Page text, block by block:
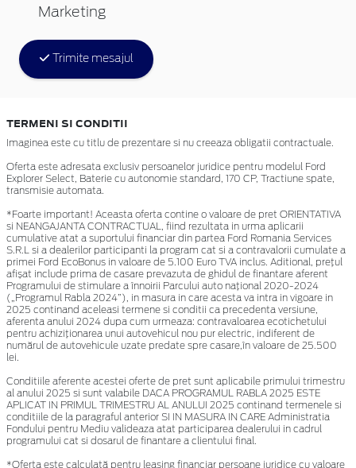
Marketing
Trimite mesajul
TERMENI SI CONDITII
Imaginea este cu titlu de prezentare si nu creeaza obligatii contractuale.
Oferta este adresata exclusiv persoanelor juridice pentru modelul Ford
Explorer Select, Baterie cu autonomie standard, 170 CP, Tractiune spate,
transmisie automata.
*Foarte important! Aceasta oferta contine o valoare de pret ORIENTATIVA
si NEANGAJANTA CONTRACTUAL, fiind rezultata in urma aplicarii
cumulative atat a suportului financiar din partea Ford Romania Services
S.R.L si a dealerilor participanti la program cat si a contravalorii cumulate a
primei Ford EcoBonus in valoare de 5.100 Euro TVA inclus. Aditional, prețul
afișat include prima de casare prevazuta de ghidul de finantare aferent
Programului de stimulare a înnoirii Parcului auto naţional 2020-2024
(„Programul Rabla 2024”), in masura in care acesta va intra in vigoare in
2025 continand aceleasi termene si conditii ca precedenta versiune,
aferenta anului 2024 dupa cum urmeaza: contravaloarea ecotichetului
pentru achiziționarea unui autovehicul nou pur electric, indiferent de
numărul de autovehicule uzate predate spre casare,în valoare de 25.500
lei.
Conditiile aferente acestei oferte de pret sunt aplicabile primului trimestru
al anului 2025 si sunt valabile DACA PROGRAMUL RABLA 2025 ESTE
APLICAT IN PRIMUL TRIMESTRU AL ANULUI 2025 continand termenele si
conditiile de la paragraful anterior SI IN MASURA IN CARE Administratia
Fondului pentru Mediu valideaza atat participarea dealerului in cadrul
programului cat si dosarul de finantare a clientului final.
*Oferta este calculată pentru leasing financiar persoane juridice cu valoare